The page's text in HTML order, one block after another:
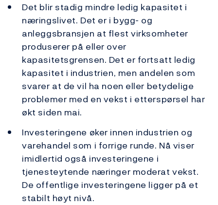
Det blir stadig mindre ledig kapasitet i
næringslivet. Det er i bygg- og
anleggsbransjen at flest virksomheter
produserer på eller over
kapasitetsgrensen. Det er fortsatt ledig
kapasitet i industrien, men andelen som
svarer at de vil ha noen eller betydelige
problemer med en vekst i etterspørsel har
økt siden mai.
Investeringene øker innen industrien og
varehandel som i forrige runde. Nå viser
imidlertid også investeringene i
tjenesteytende næringer moderat vekst.
De offentlige investeringene ligger på et
stabilt høyt nivå.